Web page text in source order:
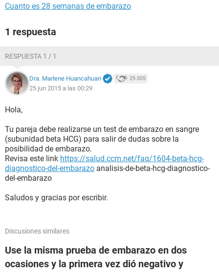
Cuanto es 28 semanas de embarazo
1 respuesta
RESPUESTA 1 / 1
Dra. Marlene Huancahuari 29.005
25 jun 2015 a las 00:29
Hola,
Tu pareja debe realizarse un test de embarazo en sangre
(subunidad beta HCG) para salir de dudas sobre la
posibilidad de embarazo.
Revisa este link https://salud.ccm.net/faq/1604-beta-hcg-
diagnostico-del-embarazo analisis-de-beta-hcg-diagnostico-
del-embarazo
Saludos y gracias por escribir.
Discusiones similares
Use la misma prueba de embarazo en dos
ocasiones y la primera vez dió negativo y